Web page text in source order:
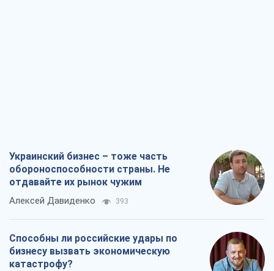
Украинский бизнес – тоже часть
обороноспособности страны. Не
отдавайте их рынок чужим
Алексей Давиденко 393
Способны ли российские удары по
бизнесу вызвать экономическую
катастрофу?